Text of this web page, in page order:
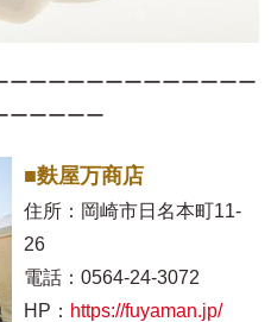
ーーーーーーーーーーーーー
ーーーーー
■麩屋万商店
住所：岡崎市日名本町11-
26
電話：0564-24-3072
HP： https://fuyaman.jp/